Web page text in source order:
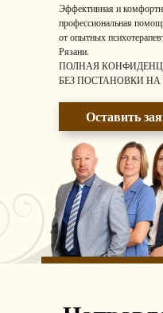
Эффективная и
профессиональная
от опытных
Рязани.
ПОЛНАЯ
БЕЗ ПОСТАНОВКИ НА
Оставить